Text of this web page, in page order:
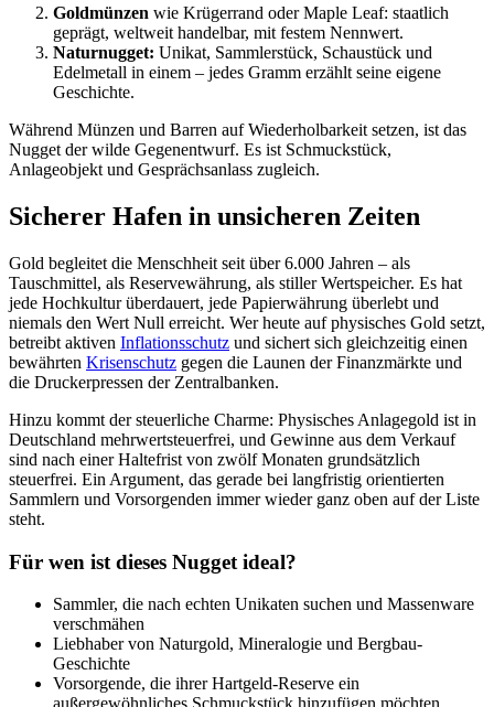
Goldmünzen wie Krügerrand oder Maple Leaf: staatlich
geprägt, weltweit handelbar, mit festem Nennwert.
Naturnugget: Unikat, Sammlerstück, Schaustück und
Edelmetall in einem – jedes Gramm erzählt seine eigene
Geschichte.
Während Münzen und Barren auf Wiederholbarkeit setzen, ist das
Nugget der wilde Gegenentwurf. Es ist Schmuckstück,
Anlageobjekt und Gesprächsanlass zugleich.
Sicherer Hafen in unsicheren Zeiten
Gold begleitet die Menschheit seit über 6.000 Jahren – als
Tauschmittel, als Reservewährung, als stiller Wertspeicher. Es hat
jede Hochkultur überdauert, jede Papierwährung überlebt und
niemals den Wert Null erreicht. Wer heute auf physisches Gold setzt,
betreibt aktiven Inflationsschutz und sichert sich gleichzeitig einen
bewährten Krisenschutz gegen die Launen der Finanzmärkte und
die Druckerpressen der Zentralbanken.
Hinzu kommt der steuerliche Charme: Physisches Anlagegold ist in
Deutschland mehrwertsteuerfrei, und Gewinne aus dem Verkauf
sind nach einer Haltefrist von zwölf Monaten grundsätzlich
steuerfrei. Ein Argument, das gerade bei langfristig orientierten
Sammlern und Vorsorgenden immer wieder ganz oben auf der Liste
steht.
Für wen ist dieses Nugget ideal?
Sammler, die nach echten Unikaten suchen und Massenware
verschmähen
Liebhaber von Naturgold, Mineralogie und Bergbau-
Geschichte
Vorsorgende, die ihrer Hartgeld-Reserve ein